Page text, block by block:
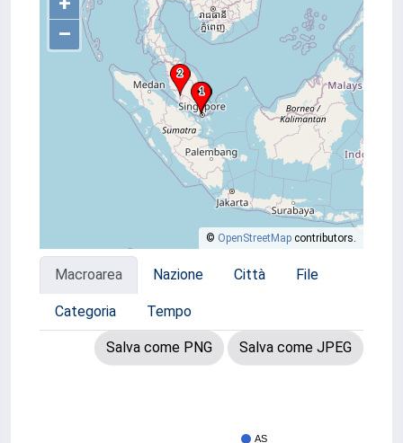
–
© OpenStreetMap contributors.
Macroarea Nazione Città File
Categoria Tempo
Salva come PNG Salva come JPEG
AS